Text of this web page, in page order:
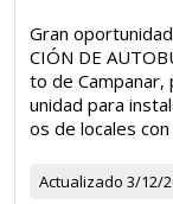
Gran
CIÓN DE
to de Campanar,
unidad para
os de locales con
Actualizado 3/12/